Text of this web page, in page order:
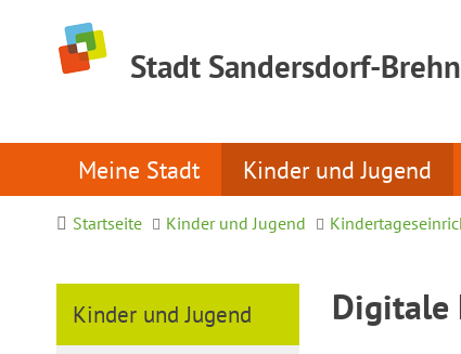
Stadt Sandersdorf-
Meine Stadt Kinder und Jugend
Startseite Kinder und Jugend
Kinder und Jugend Digitale